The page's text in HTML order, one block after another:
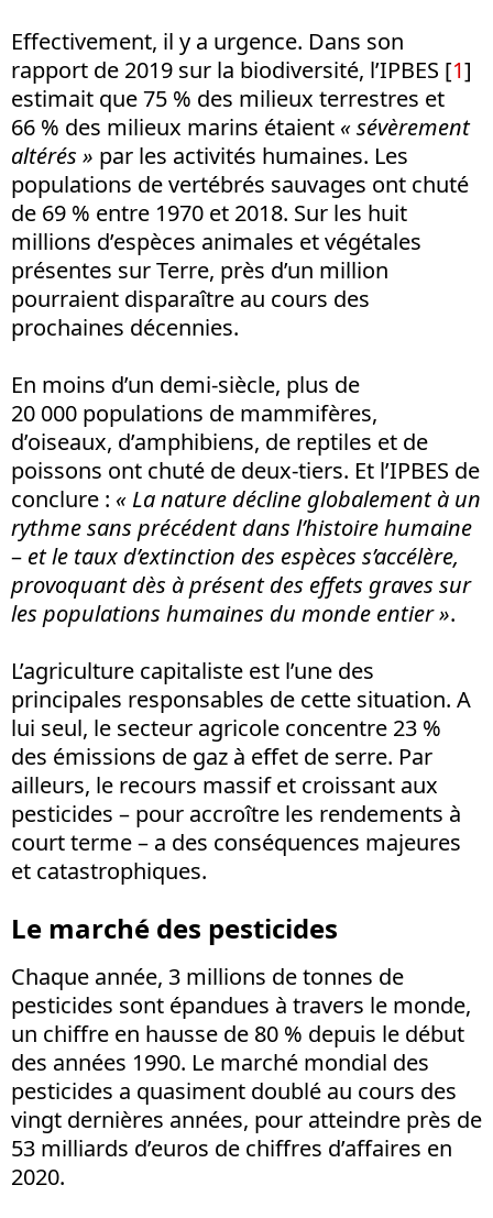
Effectivement, il y a urgence. Dans son
rapport de 2019 sur la biodiversité, l’IPBES [1]
estimait que 75 % des milieux terrestres et
66 % des milieux marins étaient « sévèrement
altérés » par les activités humaines. Les
populations de vertébrés sauvages ont chuté
de 69 % entre 1970 et 2018. Sur les huit
millions d’espèces animales et végétales
présentes sur Terre, près d’un million
pourraient disparaître au cours des
prochaines décennies.
En moins d’un demi-siècle, plus de
20 000 populations de mammifères,
d’oiseaux, d’amphibiens, de reptiles et de
poissons ont chuté de deux-tiers. Et l’IPBES de
conclure : « La nature décline globalement à un
rythme sans précédent dans l’histoire humaine
– et le taux d’extinction des espèces s’accélère,
provoquant dès à présent des effets graves sur
les populations humaines du monde entier».
L’agriculture capitaliste est l’une des
principales responsables de cette situation. A
lui seul, le secteur agricole concentre 23 %
des émissions de gaz à effet de serre. Par
ailleurs, le recours massif et croissant aux
pesticides – pour accroître les rendements à
court terme – a des conséquences majeures
et catastrophiques.
Le marché des pesticides
Chaque année, 3 millions de tonnes de
pesticides sont épandues à travers le monde,
un chiffre en hausse de 80 % depuis le début
des années 1990. Le marché mondial des
pesticides a quasiment doublé au cours des
vingt dernières années, pour atteindre près de
53 milliards d’euros de chiffres d’affaires en
2020.